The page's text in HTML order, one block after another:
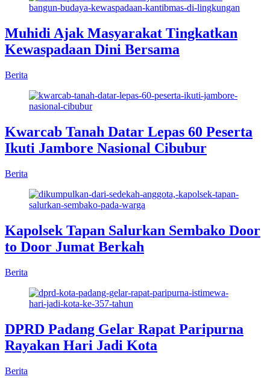
Muhidi Ajak Masyarakat Tingkatkan
Kewaspadaan Dini Bersama
Berita
Kwarcab Tanah Datar Lepas 60 Peserta
Ikuti Jambore Nasional Cibubur
Berita
Kapolsek Tapan Salurkan Sembako Door
to Door Jumat Berkah
Berita
DPRD Padang Gelar Rapat Paripurna
Rayakan Hari Jadi Kota
Berita